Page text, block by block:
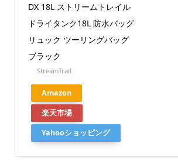
DX 18L ストリームトレイル
ドライタンク18L 防水バッグ
リュック ツーリングバッグ
ブラック
StreamTrail
Amazon
楽天市場
Yahooショッピング